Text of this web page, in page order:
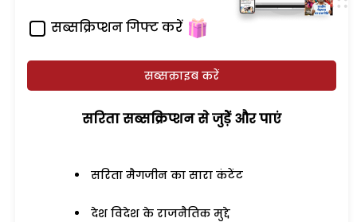
सब्सक्रिप्शन गिफ्ट करें
सब्सक्राइब करें
सरिता सब्सक्रिप्शन से जुड़ेें और पाएं
सरिता मैगजीन का सारा कंटेंट
देश विदेश के राजनैतिक मुद्दे